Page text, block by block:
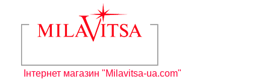
Інтернет магазин "Milavitsa-ua.com"